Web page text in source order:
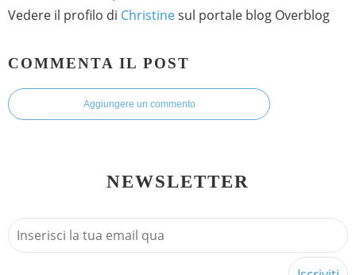
Vedere il profilo di Christinesul portale blog Overblog
COMMENTA IL POST
Aggiungere un commento
NEWSLETTER